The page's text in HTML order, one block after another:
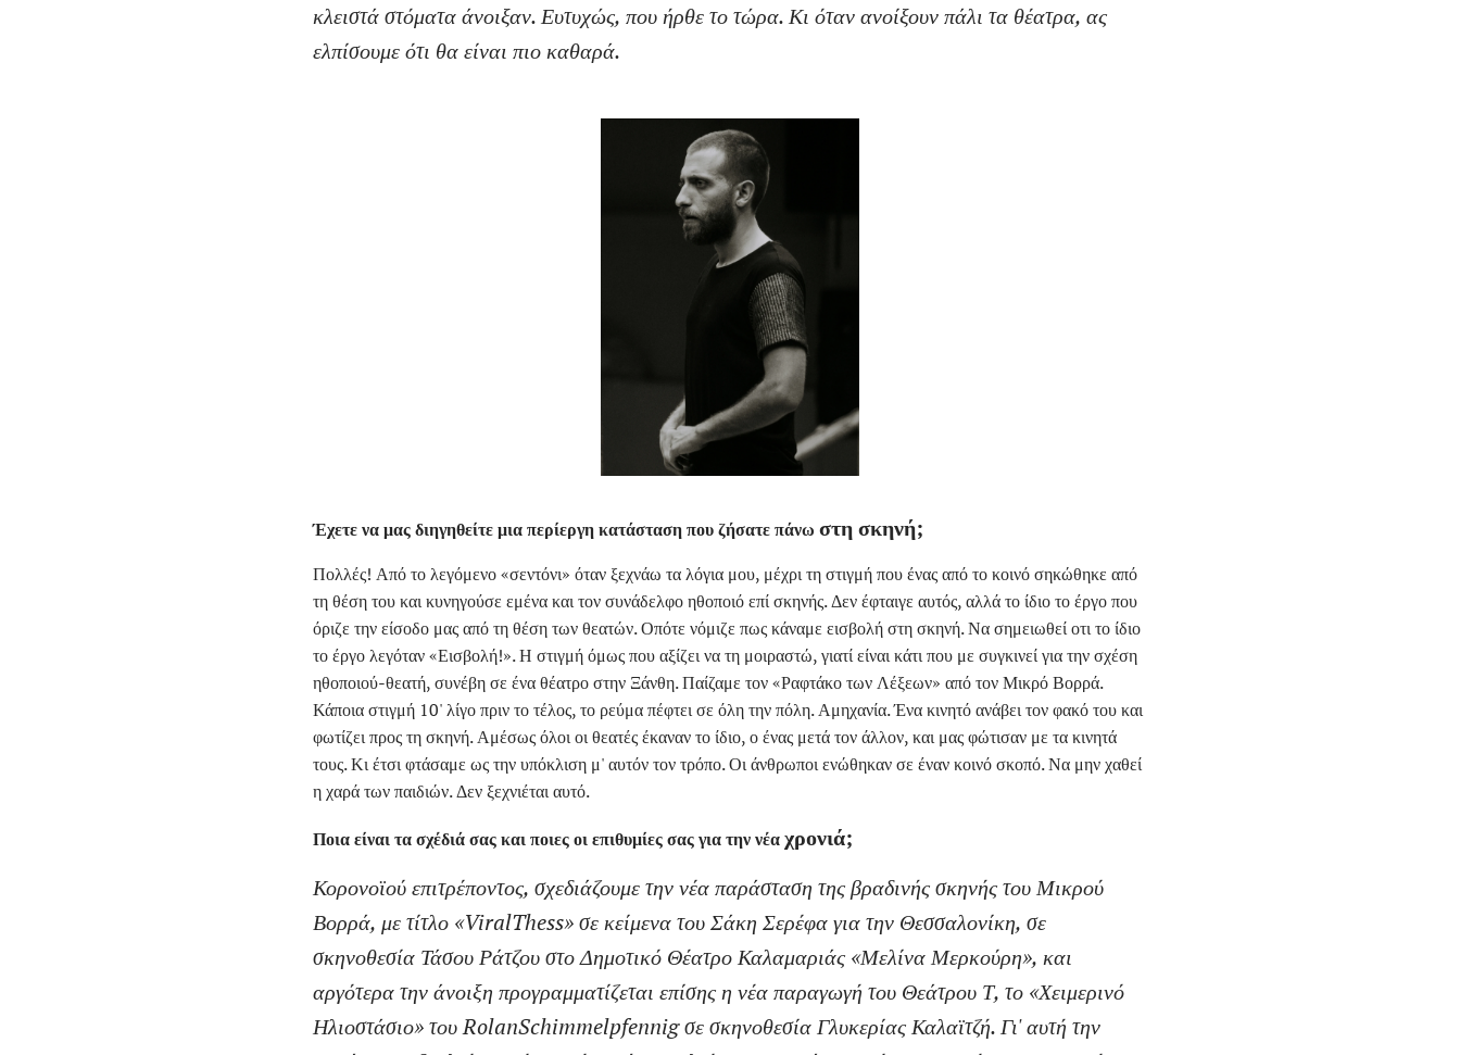
κλειστά στόματα άνοιξαν. Ευτυχώς, που ήρθε το τώρα. Κι όταν ανοίξουν πάλι τα θέατρα, ας
ελπίσουμε ότι θα είναι πιο καθαρά.
Έχετε να μας διηγηθείτε μια περίεργη κατάσταση που ζήσατε πάνω στη σκηνή;
Πολλές! Από το λεγόμενο «σεντόνι» όταν ξεχνάω τα λόγια μου, μέχρι τη στιγμή που ένας από το κοινό σηκώθηκε από
τη θέση του και κυνηγούσε εμένα και τον συνάδελφο ηθοποιό επί σκηνής. Δεν έφταιγε αυτός, αλλά το ίδιο το έργο που
όριζε την είσοδο μας από τη θέση των θεατών. Οπότε νόμιζε πως κάναμε εισβολή στη σκηνή. Να σημειωθεί οτι το ίδιο
το έργο λεγόταν «Εισβολή!». Η στιγμή όμως που αξίζει να τη μοιραστώ, γιατί είναι κάτι που με συγκινεί για την σχέση
ηθοποιού-θεατή, συνέβη σε ένα θέατρο στην Ξάνθη. Παίζαμε τον «Ραφτάκο των Λέξεων» από τον Μικρό Βορρά.
Κάποια στιγμή 10' λίγο πριν το τέλος, το ρεύμα πέφτει σε όλη την πόλη. Αμηχανία. Ένα κινητό ανάβει τον φακό του και
φωτίζει προς τη σκηνή. Αμέσως όλοι οι θεατές έκαναν το ίδιο, ο ένας μετά τον άλλον, και μας φώτισαν με τα κινητά
τους. Κι έτσι φτάσαμε ως την υπόκλιση μ' αυτόν τον τρόπο. Οι άνθρωποι ενώθηκαν σε έναν κοινό σκοπό. Να μην χαθεί
η χαρά των παιδιών. Δεν ξεχνιέται αυτό.
Ποια είναι τα σχέδιά σας και ποιες οι επιθυμίες σας για την νέαχρονιά;
Κορονοϊού επιτρέποντος, σχεδιάζουμε την νέα παράσταση της βραδινής σκηνής του Μικρού
Βορρά, με τίτλο «ViralThess» σε κείμενα του Σάκη Σερέφα για την Θεσσαλονίκη, σε
σκηνοθεσία Τάσου Ράτζου στο Δημοτικό Θέατρο Καλαμαριάς «Μελίνα Μερκούρη», και
αργότερα την άνοιξη προγραμματίζεται επίσης η νέα παραγωγή του Θεάτρου Τ, το «Χειμερινό
Ηλιοστάσιο» τουRolanSchimmelpfennigσε σκηνοθεσία Γλυκερίας Καλαϊτζή. Γι' αυτή την